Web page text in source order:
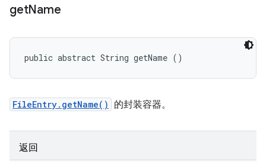
getName
public abstract String getName ()
FileEntry.getName() 的封装容器。
返回